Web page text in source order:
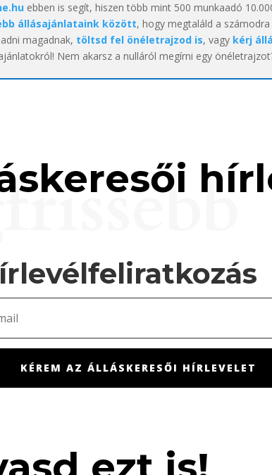
ebben is segít, hiszen több mint 500 munkaadó
állásajánlataink között, hogy megtaláld a
magadnak, töltsd fel önéletrajzod is, vagy kérj
Nem akarsz a nulláról megírni egy
KÉREM AZ ÁLLÁSKERESŐI HÍRLEVELET